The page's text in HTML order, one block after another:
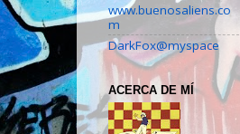
www.buenosaliens.co
m
DarkFox@myspace
ACERCA DE MÍ